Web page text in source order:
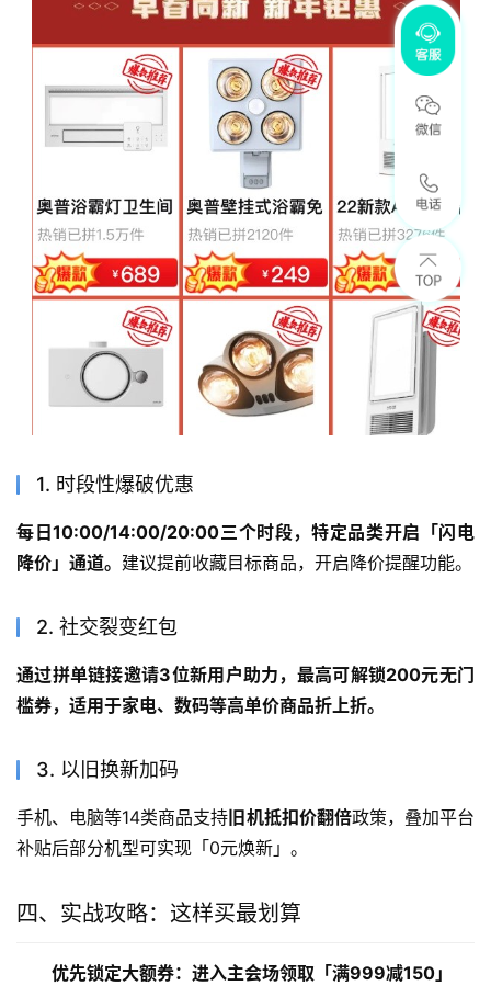
1. 时段性爆破优惠
每日10:00/14:00/20:00三个时段，特定品类开启「闪电
降价」通道。 建议提前收藏目标商品，开启降价提醒功能。
2. 社交裂变红包
通过拼单链接邀请3位新用户助力，最高可解锁200元无门
槛券，适用于家电、数码等高单价商品折上折。
3. 以旧换新加码
手机、电脑等14类商品支持 旧机抵扣价翻倍政策，叠加平台
补贴后部分机型可实现「0元焕新」。
四、实战攻略：这样买最划算
优先锁定大额券：进入主会场领取「满999减150」